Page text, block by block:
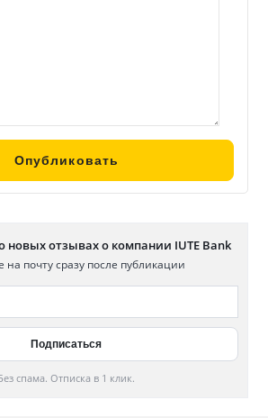
новых отзывах о компании IUTE Bank
на почту сразу после публикации
спама. Отписка в 1 клик.